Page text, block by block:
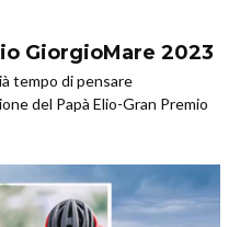
GiorgioMare 2023
tempo di pensare
del Papà Elio-Gran Premio